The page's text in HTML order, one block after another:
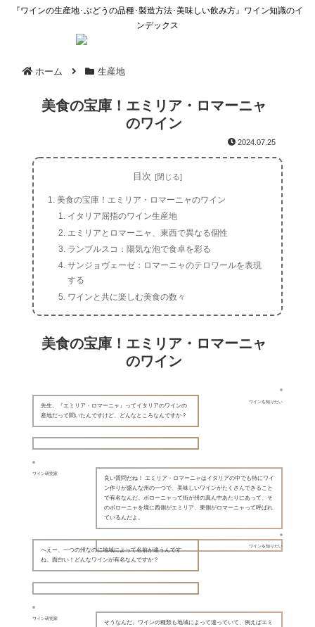
『ワインの生産地･ぶどうの品種･製造方法･美味しい飲み方』ワイン知識のイ
ンデックス
ホーム 生産地
美食の宝庫！エミリア・ロマーニャ
のワイン
2024.07.25
目次
美食の宝庫！エミリア・ロマーニャのワイン
イタリア屈指のワイン生産地
エミリアとロマーニャ、東西で異なる個性
ランブルスコ：陽気な泡で食卓を彩る
サンジョヴェーゼ：ロマーニャのテロワールを表現
する
ワインと共に楽しむ美食の数々
美食の宝庫！エミリア・ロマーニャ
のワイン
ワインを知りたい
先生、『エミリア・ロマーニャ』ってイタリアのワインの
産地だって聞いたんですけど、どんなところなんですか？
ワイン研究家
良い質問だね！ エミリア・ロマーニャはイタリアの中でも特にワイ
ン作りが盛んな州の一つで、美味しいワインがたくさんできること
で有名なんだ。ボローニャって街が州の真ん中あたりにあって、そ
のボローニャを境に西側がエミリア、東側がロマーニャって呼ばれ
ているんだよ。
ワインを知りたい
へえー、一つの州なのに地域によって名前が違うんです
ね。面白い！どんなワインが有名なんですか？
ワイン研究家
そうなんだ。ワインの種類も地域によって違っていて、例えばエミ